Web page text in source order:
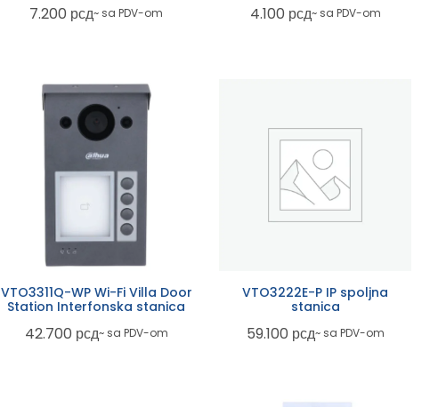
7.200 рсд~ sa PDV-om 4.100 рсд~ sa PDV-om
VTO3311Q-WP Wi-Fi Villa Door
Station Interfonska stanica
42.700 рсд~ sa PDV-om
VTO3222E-P IP spoljna
stanica
59.100 рсд~ sa PDV-om